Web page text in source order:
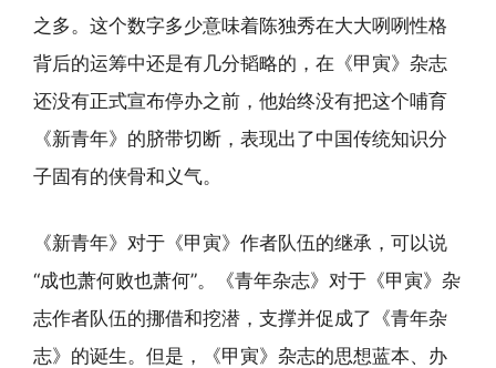
之多。这个数字多少意味着陈独秀在大大咧咧性格
背后的运筹中还是有几分韬略的，在《甲寅》杂志
还没有正式宣布停办之前，他始终没有把这个哺育
《新青年》的脐带切断，表现出了中国传统知识分
子固有的侠骨和义气。
《新青年》对于《甲寅》作者队伍的继承，可以说
“成也萧何败也萧何”。《青年杂志》对于《甲寅》杂
志作者队伍的挪借和挖潜，支撑并促成了《青年杂
志》的诞生。但是，《甲寅》杂志的思想蓝本、办